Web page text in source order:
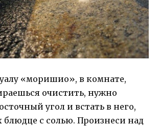
«моришио», в комнате,
очистить, нужно
угол и встать в него,
блюдце с солью. Произнеси над